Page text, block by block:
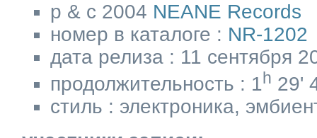
p & c 2004 NEANE Records
номер в каталоге : NR-1202
дата релиза : 11 сентября
продолжительность : 1h 29'
стиль : электроника,